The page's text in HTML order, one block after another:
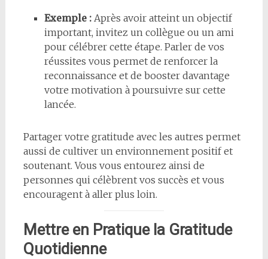
Exemple :Après avoir atteint un objectif
important, invitez un collègue ou un ami
pour célébrer cette étape. Parler de vos
réussites vous permet de renforcer la
reconnaissance et de booster davantage
votre motivation à poursuivre sur cette
lancée.
Partager votre gratitude avec les autres permet
aussi de cultiver un environnement positif et
soutenant. Vous vous entourez ainsi de
personnes qui célèbrent vos succès et vous
encouragent à aller plus loin.
Mettre en Pratique la Gratitude
Quotidienne